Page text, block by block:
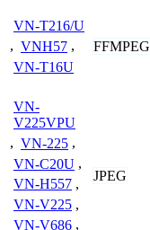
VN-T216/U
, VNH57 ,
VN-T16U
FFMPEG
VN-
V225VPU
, VN-225 ,
VN-C20U ,
VN-H557 ,
VN-V225 ,
VN-V686 ,
JPEG